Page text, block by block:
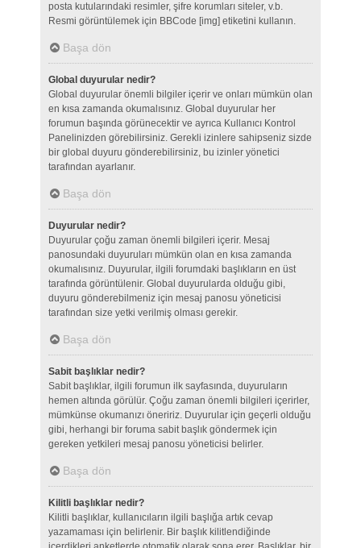
posta kutularındaki resimler, şifre korumları siteler, v.b.
Resmi görüntülemek için BBCode [img] etiketini kullanın.
Başa dön
Global duyurular nedir?
Global duyurular önemli bilgiler içerir ve onları mümkün olan
en kısa zamanda okumalısınız. Global duyurular her
forumun başında görünecektir ve ayrıca Kullanıcı Kontrol
Panelinizden görebilirsiniz. Gerekli izinlere sahipseniz sizde
bir global duyuru gönderebilirsiniz, bu izinler yönetici
tarafından ayarlanır.
Başa dön
Duyurular nedir?
Duyurular çoğu zaman önemli bilgileri içerir. Mesaj
panosundaki duyuruları mümkün olan en kısa zamanda
okumalısınız. Duyurular, ilgili forumdaki başlıkların en üst
tarafında görüntülenir. Global duyurularda olduğu gibi,
duyuru gönderebilmeniz için mesaj panosu yöneticisi
tarafından size yetki verilmiş olması gerekir.
Başa dön
Sabit başlıklar nedir?
Sabit başlıklar, ilgili forumun ilk sayfasında, duyuruların
hemen altında görülür. Çoğu zaman önemli bilgileri içerirler,
mümkünse okumanızı öneririz. Duyurular için geçerli olduğu
gibi, herhangi bir foruma sabit başlık göndermek için
gereken yetkileri mesaj panosu yöneticisi belirler.
Başa dön
Kilitli başlıklar nedir?
Kilitli başlıklar, kullanıcıların ilgili başlığa artık cevap
yazamaması için belirlenir. Bir başlık kilitlendiğinde